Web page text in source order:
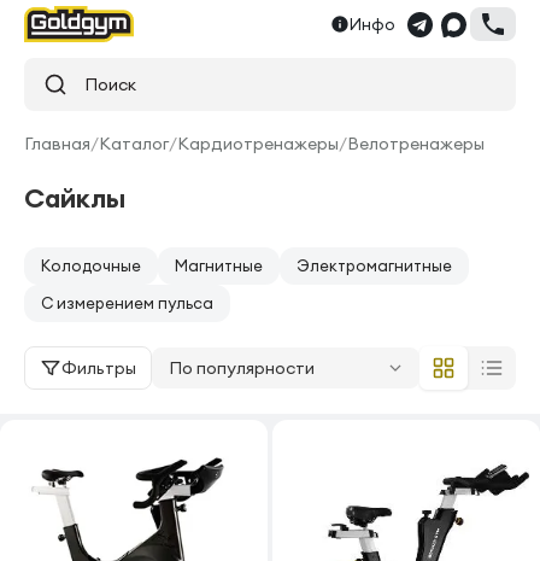
Инфо
Поиск
Главная/Каталог/Кардиотренажеры/Велотренажеры
Сайклы
Колодочные Магнитные
Электромагнитные
С измерением пульса
Фильтры